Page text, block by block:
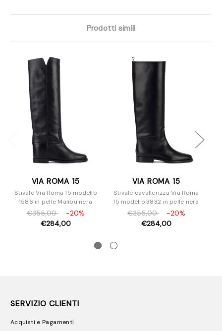
Prodotti simili
VIA ROMA 15
Stivale Via Roma 15 modello
1586 in pelle Malibu nera
€355,00
-20%
€284,00
VIA ROMA 15
Stivale cavallerizza Via Roma
15 modello 3832 in pelle nera
€355,00
-20%
€284,00
SERVIZIO CLIENTI
Acquisti e Pagamenti